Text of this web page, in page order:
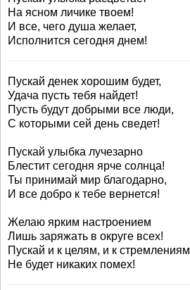
На ясном личике твоем!
И все, чего душа желает,
Исполнится сегодня днем!
Пускай денек хорошим будет,
Удача пусть тебя найдет!
Пусть будут добрыми все люди,
С которыми сей день сведет!
Пускай улыбка лучезарно
Блестит сегодня ярче солнца!
Ты принимай мир благодарно,
И все добро к тебе вернется!
Желаю ярким настроением
Лишь заряжать в округе всех!
Пускай и к целям, и к стремлениям
Не будет никаких помех!